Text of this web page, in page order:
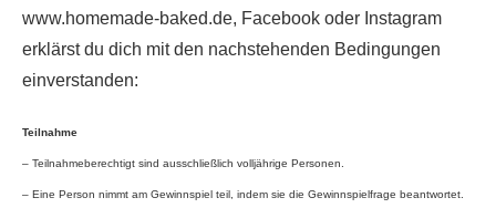
www.homemade-baked.de, Facebook oder Instagram
erklärst du dich mit den nachstehenden Bedingungen
einverstanden:
Teilnahme
– Teilnahmeberechtigt sind ausschließlich volljährige Personen.
– Eine Person nimmt am Gewinnspiel teil, indem sie die Gewinnspielfrage beantwortet.